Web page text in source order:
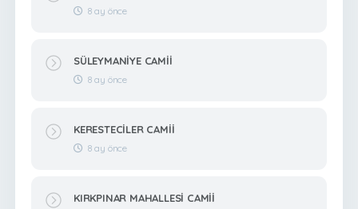
8 ay önce
SÜLEYMANİYE CAMİİ
8 ay önce
KERESTECİLER CAMİİ
8 ay önce
KIRKPINAR MAHALLESİ CAMİİ